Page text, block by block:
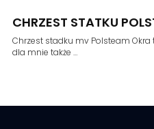
CHRZEST STATKU
Chrzest stadku mv Polsteam
dla mnie także …